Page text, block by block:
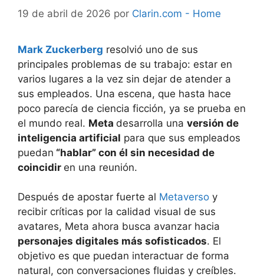
19 de abril de 2026 por Clarin.com - Home
Mark Zuckerberg resolvió uno de sus
principales problemas de su trabajo: estar en
varios lugares a la vez sin dejar de atender a
sus empleados. Una escena, que hasta hace
poco parecía de ciencia ficción, ya se prueba en
el mundo real. Meta desarrolla una versión de
inteligencia artificial para que sus empleados
puedan “hablar” con él sin necesidad de
coincidir en una reunión.
Después de apostar fuerte al Metaverso y
recibir críticas por la calidad visual de sus
avatares, Meta ahora busca avanzar hacia
personajes digitales más sofisticados. El
objetivo es que puedan interactuar de forma
natural, con conversaciones fluidas y creíbles.